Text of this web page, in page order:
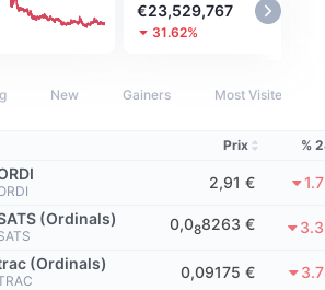
Réel
ajoutés
BNB
sortants des exchanges
Greed.
des Altcoins
mèmes
€23,529,767
31.62%
New Gainers Most Visited
Prix %
2,91 €
(Ordinals) 0,088263 €
(Ordinals) 0,09175 €